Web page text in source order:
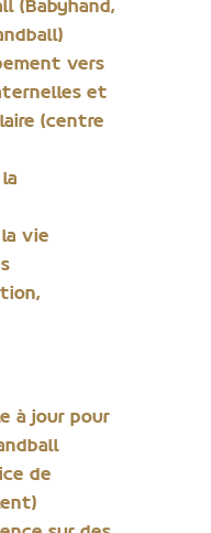
(Babyhand,
vers
et
(centre
vie
à jour pour
de